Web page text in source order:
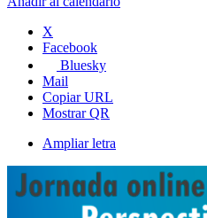
X
Facebook
Bluesky
Mail
Copiar URL
Mostrar QR
Ampliar letra